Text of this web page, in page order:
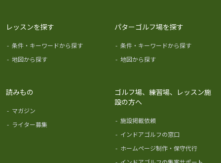
レッスンを探す
- 条件・キーワードから探す
- 地図から探す
パターゴルフ場を探す
- 条件・キーワードから探す
- 地図から探す
読みもの
- マガジン
- ライター募集
ゴルフ場、練習場、レッスン施
設の方へ
- 施設掲載依頼
- インドアゴルフの窓口
- ホームページ制作・保守代行